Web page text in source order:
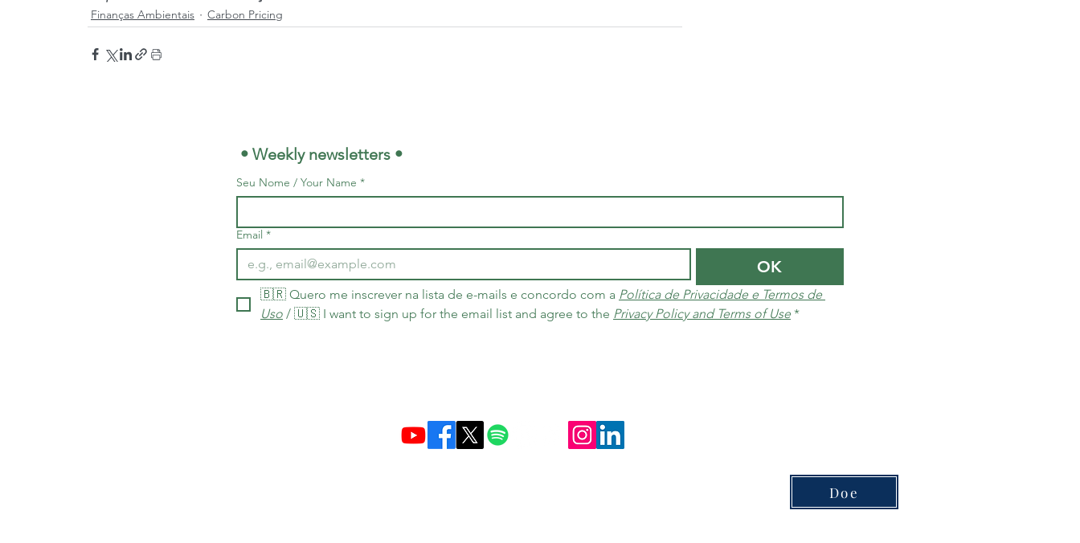
Finanças Ambientais Carbon Pricing
• Weekly newsletters •
Seu Nome / Your Name *
Email *
OK
🇧🇷 Quero me inscrever na lista de e-mails e concordo com a Política de Privacidade e Termos de
Uso / 🇺🇸 I want to sign up for the email list and agree to the Privacy Policy and Terms of Use *
Doe